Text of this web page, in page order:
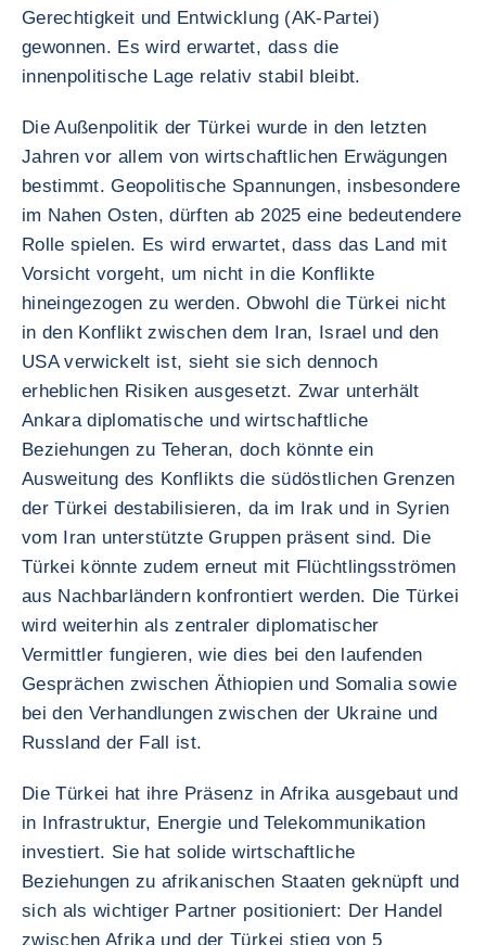
Gerechtigkeit und Entwicklung (AK-Partei)
gewonnen. Es wird erwartet, dass die
innenpolitische Lage relativ stabil bleibt.
Die Außenpolitik der Türkei wurde in den letzten
Jahren vor allem von wirtschaftlichen Erwägungen
bestimmt. Geopolitische Spannungen, insbesondere
im Nahen Osten, dürften ab 2025 eine bedeutendere
Rolle spielen. Es wird erwartet, dass das Land mit
Vorsicht vorgeht, um nicht in die Konflikte
hineingezogen zu werden. Obwohl die Türkei nicht
in den Konflikt zwischen dem Iran, Israel und den
USA verwickelt ist, sieht sie sich dennoch
erheblichen Risiken ausgesetzt. Zwar unterhält
Ankara diplomatische und wirtschaftliche
Beziehungen zu Teheran, doch könnte ein
Ausweitung des Konflikts die südöstlichen Grenzen
der Türkei destabilisieren, da im Irak und in Syrien
vom Iran unterstützte Gruppen präsent sind. Die
Türkei könnte zudem erneut mit Flüchtlingsströmen
aus Nachbarländern konfrontiert werden. Die Türkei
wird weiterhin als zentraler diplomatischer
Vermittler fungieren, wie dies bei den laufenden
Gesprächen zwischen Äthiopien und Somalia sowie
bei den Verhandlungen zwischen der Ukraine und
Russland der Fall ist.
Die Türkei hat ihre Präsenz in Afrika ausgebaut und
in Infrastruktur, Energie und Telekommunikation
investiert. Sie hat solide wirtschaftliche
Beziehungen zu afrikanischen Staaten geknüpft und
sich als wichtiger Partner positioniert: Der Handel
zwischen Afrika und der Türkei stieg von 5